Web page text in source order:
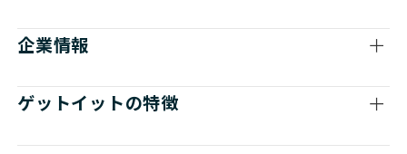
企業情報
ゲットイットの特徴